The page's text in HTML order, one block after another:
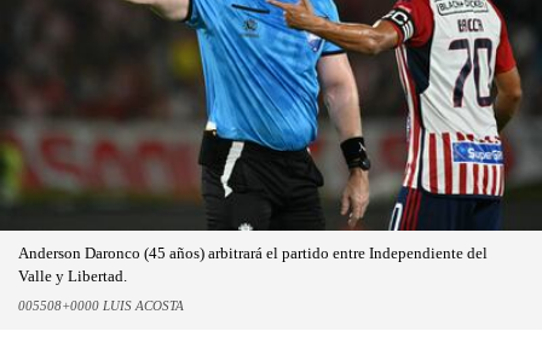
Anderson Daronco (45 años) arbitrará el partido entre Independiente del
Valle y Libertad.
005508+0000 LUIS ACOSTA